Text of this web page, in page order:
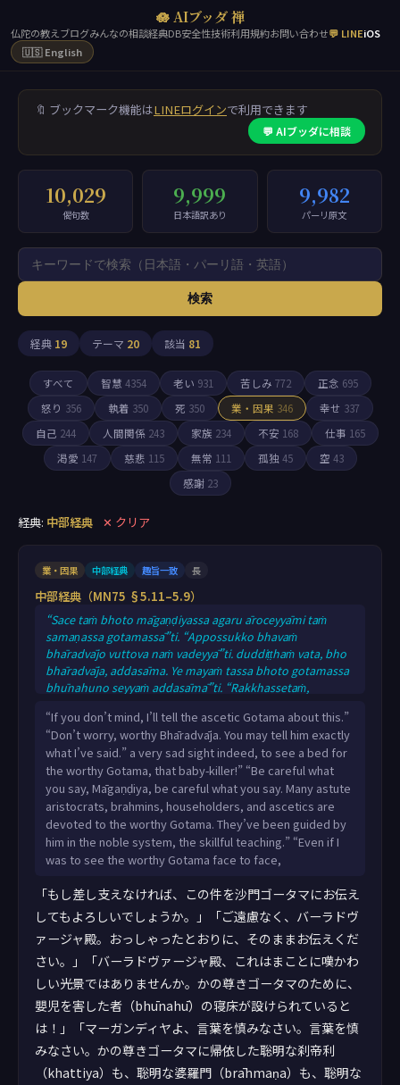
🪷 AIブッダ 禅
仏陀の教え ブログみんなの相談経典DB安全性技術利用規約お問い合わせ💬 LINEiOS
🇺🇸 English
🔖 ブックマーク機能はLINEログインで利用できます
💬 AIブッダに相談
10,029
偈句数
9,999
日本語訳あり
9,982
パーリ原文
検索
経典 19 テーマ 20 該当 81
すべて 智慧 4354 老い 931 苦しみ 772 正念 695
怒り 356 執着 350 死 350 業・因果 346 幸せ 337
自己 244 人間関係 243 家族 234 不安 168 仕事 165
渇愛 147 慈悲 115 無常 111 孤独 45 空 43
感謝 23
経典: 中部経典 ✕ クリア
業・因果 中部経典 趣旨一致 長
中部経典（MN75 §5.11–5.9）
“Sace taṁ bhoto māgaṇḍiyassa agaru āroceyyāmi taṁ
samaṇassa gotamassā”ti. “Appossukko bhavaṁ
bhāradvājo vuttova naṁ vadeyyā”ti. duddiṭṭhaṁ vata, bho
bhāradvāja, addasāma. Ye mayaṁ tassa bhoto gotamassa
bhūnahuno seyyaṁ addasāmā”ti. “Rakkhassetaṁ,
hi tassa bhoto gotamassa khattiyapaṇḍitāpi
brāhmaṇapaṇḍitāpi gahapatipaṇḍitāpi samaṇapaṇḍitāpi
abhippasannā vinītā ariye ñāye dhamme kusale”ti.
“Sammukhā cepi mayaṁ, bho bhāradvāja, taṁ bhavantaṁ
go
“If you don’t mind, I’ll tell the ascetic Gotama about this.”
“Don’t worry, worthy Bhāradvāja. You may tell him exactly
what I’ve said.” a very sad sight indeed, to see a bed for
the worthy Gotama, that baby-killer!” “Be careful what
you say, Māgaṇḍiya, be careful what you say. Many astute
aristocrats, brahmins, householders, and ascetics are
devoted to the worthy Gotama. They’ve been guided by
him in the noble system, the skillful teaching.” “Even if I
was to see the worthy Gotama face to face,
「もし差し支えなければ、この件を沙門ゴータマにお伝え
してもよろしいでしょうか。」「ご遠慮なく、バーラドヴ
ァージャ殿。おっしゃったとおりに、そのままお伝えくだ
さい。」「バーラドヴァージャ殿、これはまことに嘆かわ
しい光景ではありませんか。かの尊きゴータマのために、
嬰児を害した者（bhūnahū）の寝床が設けられていると
は！」「マーガンディヤよ、言葉を慎みなさい。言葉を慎
みなさい。かの尊きゴータマに帰依した聡明な刹帝利
（khattiya）も、聡明な婆羅門（brāhmaṇa）も、聡明な